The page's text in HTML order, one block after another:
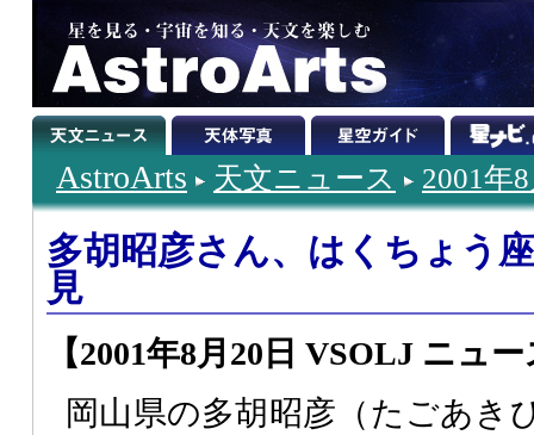
AstroArts 天文ニュース 2001年
多胡昭彦さん、はくちょう
見
【2001年8月20日 VSOLJ ニュ
岡山県の多胡昭彦（たごあき